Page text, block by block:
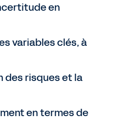
en
variables clés, à
des risques et la
en termes de